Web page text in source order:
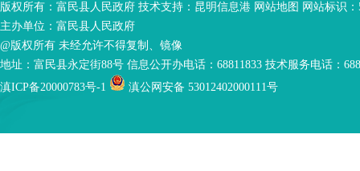
版权所有：富民县人民政府 技术支持： 昆明信息港 网站地图 网站标识：
主办单位：富民县人民政府
@版权所有 未经允许不得复制、镜像
地址：富民县永定街88号 信息公开办电话：68811833 技术服务电话：
滇ICP备20000783号-1
滇公网安备 53012402000111号